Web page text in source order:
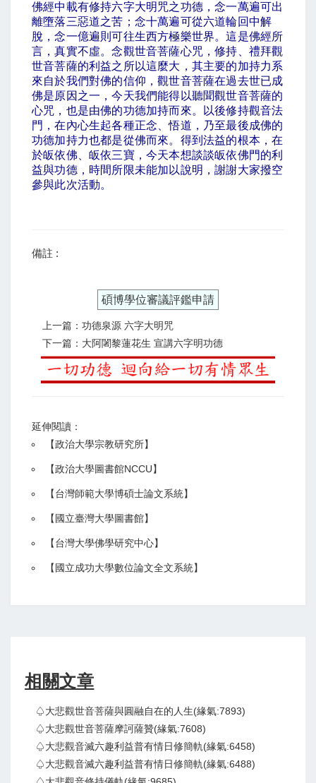
佛經中載有修持六字大明咒之功德，念一萬遍可出
離墮落三惡道之苦；念十萬遍可從六道輪回中解
脫，念一億遍則可往生西方極樂世界。這是佛經所
言，真實不虛。念觀世音菩薩心咒，修持、禮拜觀
世音菩薩的利益之所以這麼大，其主要的加持力系
來自於我們對佛的信仰，觀世音菩薩在過去世已成
佛是原因之一，今天我們能得以聽聞觀世音菩薩的
心咒，也是由佛的功德加持而來。以後修持觀音法
門，在內心生起各種正念、悟道，乃至最後成佛的
功德加持力也都是從佛而來。得到法益的根本，在
於皈依佛、皈依三寶，今天本想談談皈依佛門的利
益與功德，時間所限未能加以說明，謝謝大家撥空
參與此次活動。
備註 :
碩博學位審議評鑑申請
上一篇：功德泉源 六字大明咒
下一篇：大阿闍黎蓮花生 宣講六字明功德
延伸閱讀：
【政治大學宗教研究所】
【政治大學圖書館NCCU】
【台灣師範大學博碩士論文系統】
【 國立臺灣大學圖書館】
【台灣大學佛學研究中心】
【 國立成功大學數位論文全文系統】
相關文章
♤大悲觀世音菩薩與圓融自在的人生(緣氣:7893)
♤大悲觀世音菩薩摩訶薩贊(緣氣:7608)
♤大悲觀音滅六趣利益普有情日修簡軌(緣氣:6458)
♤大悲觀音滅六趣利益普有情日修簡軌(緣氣:6488)